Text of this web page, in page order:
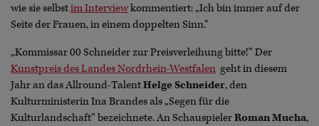
wie sie selbstim Interviewkommentiert: „Ich bin immer auf der
Seite der Frauen, in einem doppelten Sinn.“
„Kommissar 00 Schneider zur Preisverleihung bitte!“ Der
Kunstpreis des Landes Nordrhein-Westfalen geht in diesem
Jahr an das Allround-TalentHelge Schneider, den
Kulturministerin Ina Brandes als „Segen für die
Kulturlandschaft“ bezeichnete. An SchauspielerRoman Mucha,